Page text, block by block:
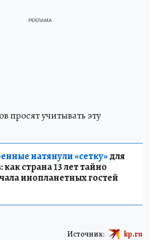
просят учитывать эту
натянули «сетку»для
страна 13 лет тайно
инопланетных гостей
Источник: kp.ru